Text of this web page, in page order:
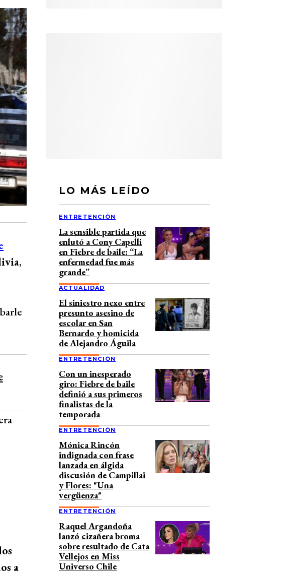
,
a
LO MÁS LEÍDO
ENTRETENCIÓN
La sensible partida que
enlutó a Cony Capelli
en Fiebre de baile: “La
enfermedad fue más
grande”
ACTUALIDAD
El siniestro nexo entre
presunto asesino de
escolar en San
Bernardo y homicida
de Alejandro Águila
ENTRETENCIÓN
Con un inesperado
giro: Fiebre de baile
definió a sus primeros
finalistas de la
temporada
ENTRETENCIÓN
Mónica Rincón
indignada con frase
lanzada en álgida
discusión de Campillai
y Flores: "Una
vergüenza"
ENTRETENCIÓN
Raquel Argandoña
lanzó cizañera broma
sobre resultado de Cata
Vellejos en Miss
Universo Chile